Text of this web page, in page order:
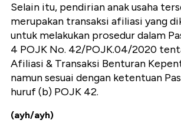
Selain itu, pendirian anak usaha
merupakan transaksi afiliasi yang
untuk melakukan prosedur dalam
4 POJK No. 42/POJK.04/2020
Afiliasi & Transaksi Benturan
namun sesuai dengan ketentuan
huruf (b) POJK 42.
(ayh/ayh)